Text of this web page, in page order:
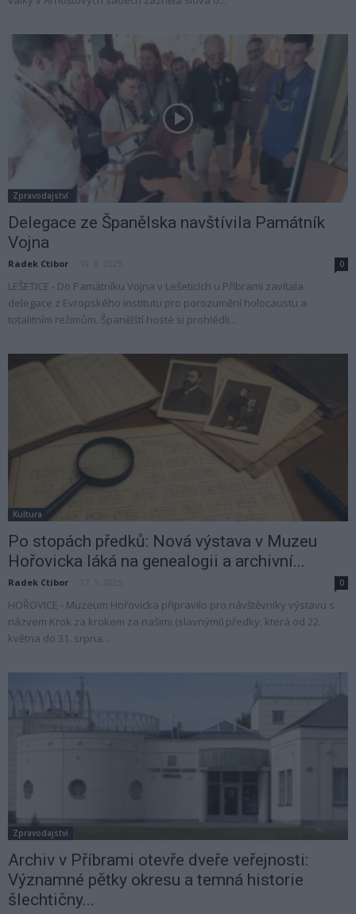
Zpravodajství
Delegace ze Španělska navštívila Památník
Vojna
Radek Ctibor 0
LEŠETICE - Do Památníku Vojna v Lešeticích u Příbrami zavítala
delegace z Evropského institutu pro porozumění holocaustu a
totalitním režimům. Španělští hosté si prohlédli...
Kultura
Po stopách předků: Nová výstava v Muzeu
Hořovicka láká na genealogii a archivní...
Radek Ctibor 0
HOŘOVICE - Muzeum Hořovicka připravilo pro návštěvníky výstavu s
názvem Krok za krokem za našimi (slavnými) předky, která od 22.
května do 31. srpna...
Zpravodajství
Archiv v Příbrami otevře dveře veřejnosti:
Významné pětky okresu a temná historie
šlechtičny...